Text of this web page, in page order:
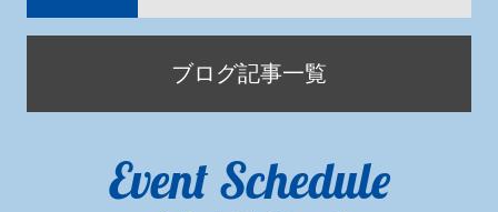
ブログ記事一覧
Event Schedule